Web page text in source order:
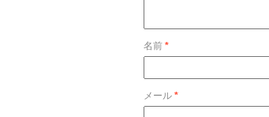
名前 *
メール *